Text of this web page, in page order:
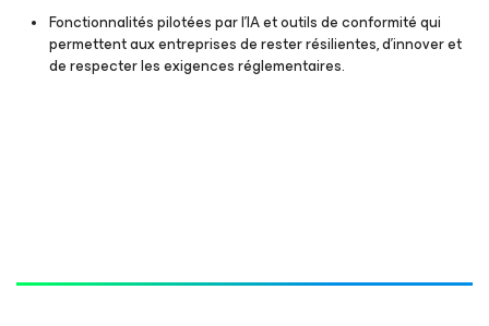
Fonctionnalités pilotées par l'IA et outils de conformité qui
permettent aux entreprises de rester résilientes, d'innover et
de respecter les exigences réglementaires.